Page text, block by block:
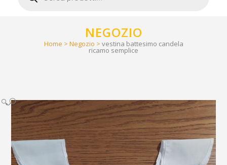
NEGOZIO
Home > Negozio > vestina battesimo candela
ricamo semplice
🔍